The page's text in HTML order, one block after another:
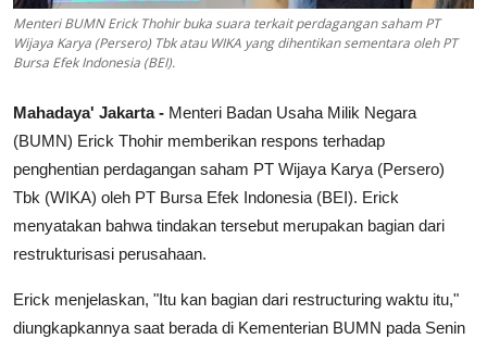
Menteri BUMN Erick Thohir buka suara terkait perdagangan saham PT
Wijaya Karya (Persero) Tbk atau WIKA yang dihentikan sementara oleh PT
Bursa Efek Indonesia (BEI).
Mahadaya' Jakarta - Menteri Badan Usaha Milik Negara
(BUMN) Erick Thohir memberikan respons terhadap
penghentian perdagangan saham PT Wijaya Karya (Persero)
Tbk (WIKA) oleh PT Bursa Efek Indonesia (BEI). Erick
menyatakan bahwa tindakan tersebut merupakan bagian dari
restrukturisasi perusahaan.
Erick menjelaskan, "Itu kan bagian dari restructuring waktu itu,"
diungkapkannya saat berada di Kementerian BUMN pada Senin